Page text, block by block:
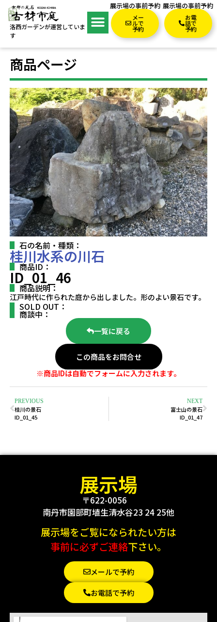
洛西ガーデンが運営していま
す
展示場の事前予約
メー
ルで
予約
展示場の事前予約
お電
話で
予約
商品ページ
石の名前・種類：
桂川水系の川石
商品ID：
ID_01_46
商品説明：
江戸時代に作られた庭から出しました。形のよい景石です。
SOLD OUT：
商談中：
一覧に戻る
この商品をお問合せ
※商品IDは自動でフォームに入力されます。
PREVIOUS
桂川の景石
ID_01_45
NEXT
富士山の景石
ID_01_47
展示場
〒622-0056
南丹市園部町埴生清水谷23 24 25他
展示場をご覧になられたい方は
事前に必ずご連絡下さい。
メールで予約
お電話で予約